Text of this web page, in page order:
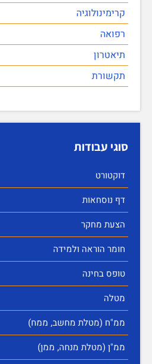
קרימינולוגיה
רפואה
תיאטרון
תקשורת
סוגי עבודות
דוקטורט
דף נוסחאות
הצעת מחקר
חומר הוראה ולמידה
טופס בחינה
מטלה
ממ"ח (מטלת מחשב, ממח)
ממ"ן (מטלת מנחה, ממן)